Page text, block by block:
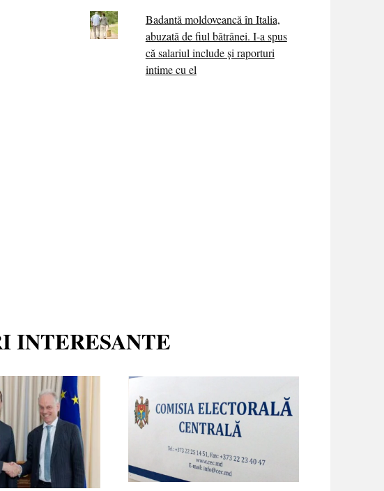
Badantă moldoveancă în Italia,
abuzată de fiul bătrânei. I-a spus
că salariul include și raporturi
intime cu el
INTERESANTE